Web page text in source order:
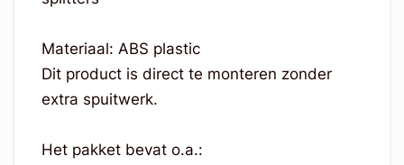
Materiaal: ABS plastic
Dit product is direct te monteren zonder
extra spuitwerk.
Het pakket bevat o.a.: